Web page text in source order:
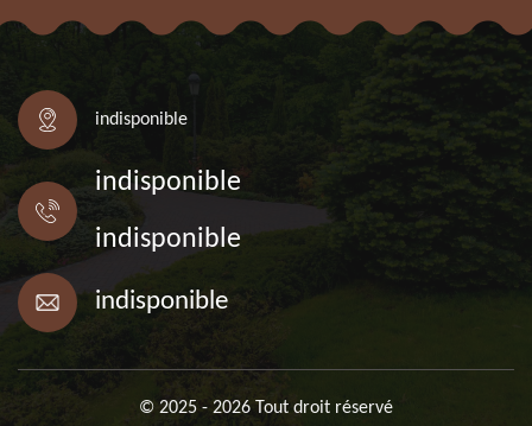
indisponible
indisponible
indisponible
indisponible
© 2025 - 2026 Tout droit réservé